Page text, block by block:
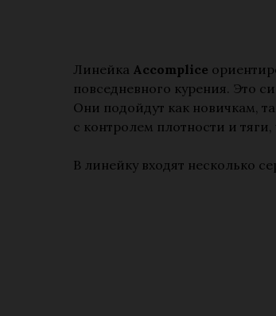
Линейка Accomplice
повседневного курения. Это
Они подойдут как новичкам,
с контролем плотности и
В линейку входят несколько